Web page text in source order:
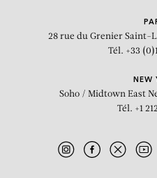
Le
28 rue du Grenier Saint-
Tél. +33
NEW
Soho / Midtown East
Tél. +1